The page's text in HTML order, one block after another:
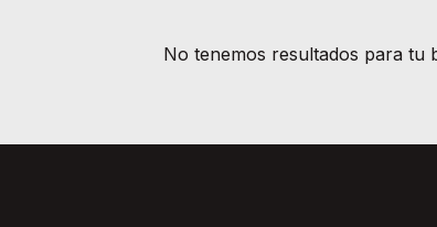
No tenemos resultados para tu